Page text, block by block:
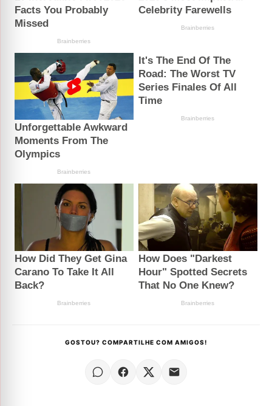
GOSTOU? COMPARTILHE COM AMIGOS!